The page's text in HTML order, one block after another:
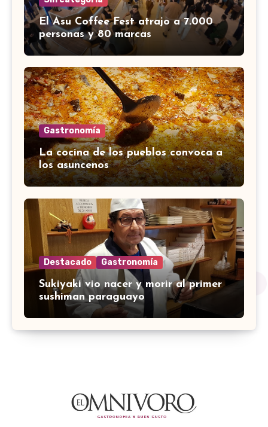
El Asu Coffee Fest atrajo a 7.000
personas y 80 marcas
Gastronomía
La cocina de los pueblos convoca a
los asuncenos
Destacado Gastronomía
Sukiyaki vio nacer y morir al primer
sushiman paraguayo